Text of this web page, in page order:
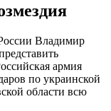
Владимир
армия
по украинской
области всю